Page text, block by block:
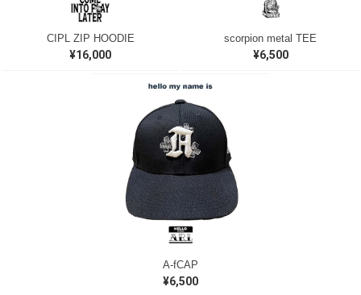
CIPL ZIP HOODIE
¥16,000
scorpion metal TEE
¥6,500
A-fCAP
¥6,500